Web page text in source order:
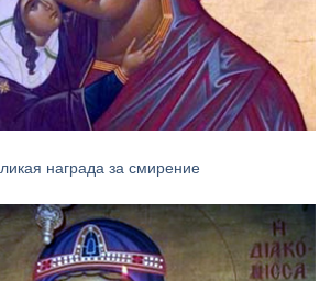
награда за смирение